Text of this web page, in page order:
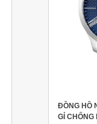
ĐỒNG HỒ
GỈ